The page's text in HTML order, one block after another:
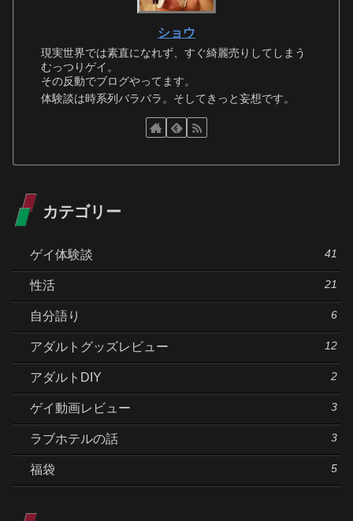
ショウ
現実世界では素直になれず、すぐ綺麗売りしてしまう
むっつりゲイ。
その反動でブログやってます。
体験談は時系列バラバラ。そしてきっと妄想です。
カテゴリー
ゲイ体験談 41
性活 21
自分語り 6
アダルトグッズレビュー 12
アダルトDIY 2
ゲイ動画レビュー 3
ラブホテルの話 3
福袋 5